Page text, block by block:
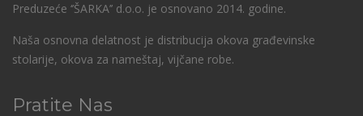
Preduzeće ‘’ŠARKA’’ d.o.o. je osnovano 2014. godine.
Naša osnovna delatnost je distribucija okova građevinske
stolarije, okova za nameštaj, vijčane robe.
Pratite Nas